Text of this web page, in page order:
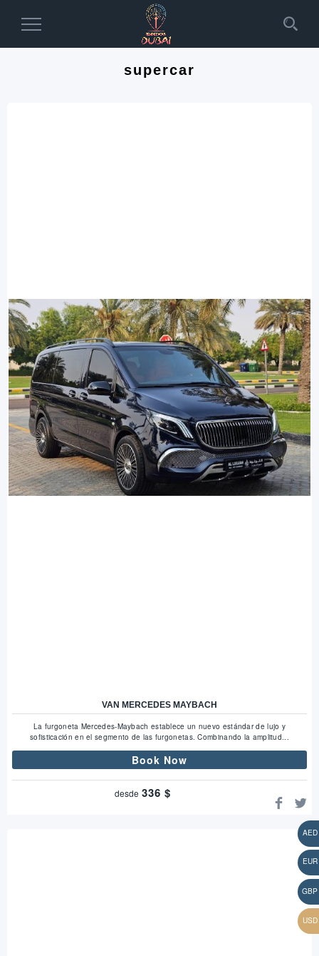
Toggle
supercar
VAN MERCEDES MAYBACH
La furgoneta Mercedes-Maybach establece un nuevo estándar de lujo y
sofisticación en el segmento de las furgonetas. Combinando la amplitud...
Book Now
desde 336 $